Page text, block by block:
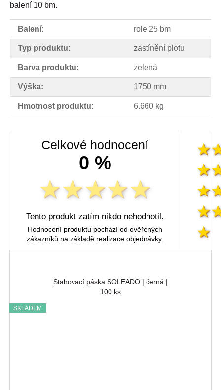
balení 10 bm.
Balení: role 25 bm
Typ produktu: zastínění plotu
Barva produktu: zelená
Výška: 1750 mm
Hmotnost produktu: 6.660 kg
Celkové hodnocení
0 %
Tento produkt zatím nikdo nehodnotil.
Hodnocení produktu pochází od ověřených
zákazníků na základě realizace objednávky.
Stahovací páska SOLEADO | černá |
100 ks
SKLADEM